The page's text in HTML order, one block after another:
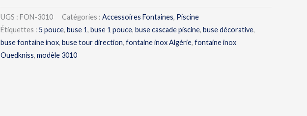
UGS : FON-3010 Catégories : Accessoires Fontaines, Piscine
Étiquettes : 5 pouce, buse 1, buse 1 pouce, buse cascade piscine, buse décorative,
buse fontaine inox, buse tour direction, fontaine inox Algérie, fontaine inox
Ouedkniss, modèle 3010